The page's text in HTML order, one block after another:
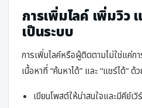
การเพิ่มไลค์ เพิ่มวิว
เป็นระบบ
การเพิ่มไลค์หรือผู้ติดตามไม่ใช่แค่ก
เนื้อหาที่ “ค้นหาได้” และ “แชร์ได้” ด้
เขียนโพสต์ให้น่าสนใจและมีคีย์เ